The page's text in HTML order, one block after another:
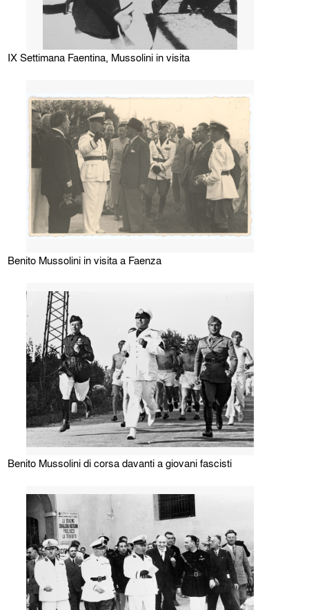
IX Settimana Faentina, Mussolini in visita
Benito Mussolini in visita a Faenza
Benito Mussolini di corsa davanti a giovani fascisti